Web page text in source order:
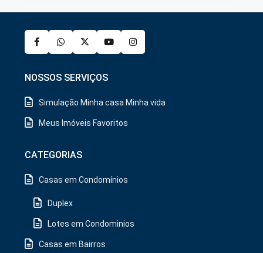
NOSSOS SERVIÇOS
Simulação Minha casa Minha vida
Meus Imóveis Favoritos
CATEGORIAS
Casas em Condomínios
Duplex
Lotes em Condominios
Casas em Bairros